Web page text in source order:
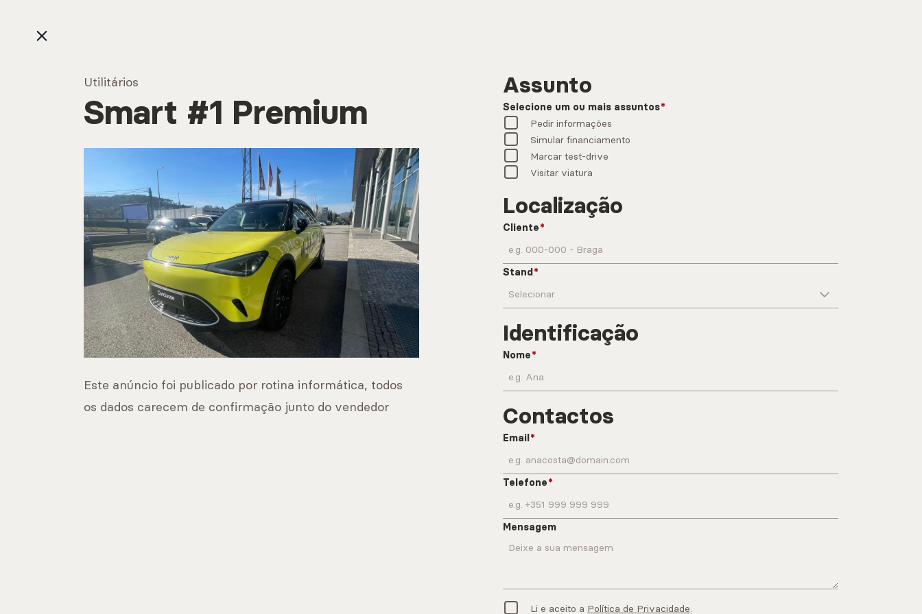
Utilitários
Smart #1 Premium
Este anúncio foi publicado por rotina informática, todos
os dados carecem de confirmação junto do vendedor
Assunto
Selecione um ou mais assuntos
Pedir informações
Simular financiamento
Marcar test-drive
Visitar viatura
Localização
Cliente
Stand
Identificação
Nome
Contactos
Email
Telefone
Mensagem
Li e aceito a Política de Privacidade.